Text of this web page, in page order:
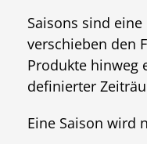
Saisons sind
verschieben den
Produkte hinweg
definierter
Eine Saison wird